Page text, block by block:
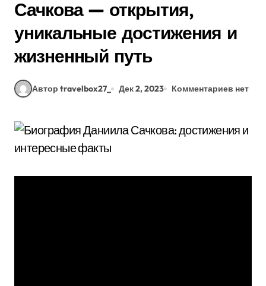
Сачкова — открытия,
уникальные достижения и
жизненный путь
Автор travelbox27_ Дек 2, 2023 Комментариев нет